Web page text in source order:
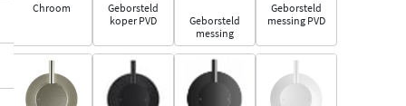
Chroom
Geborsteld
koper PVD
Geborsteld
messing
Geborsteld
messing PVD